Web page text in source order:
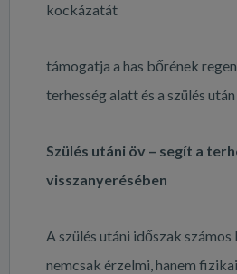
kockázatát
támogatja a has bőrének
terhesség alatt és a szülés után
Szülés utáni öv – segít a
visszanyerésében
A szülés utáni időszak számos
nemcsak érzelmi, hanem